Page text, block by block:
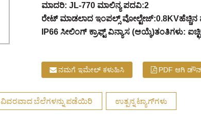
ಮಾದರಿ: JL-770 ಮಾಲಿನ್ಯ ಪದವಿ:2
ರೇಟ್ ಮಾಡಲಾದ ಇಂಪಲ್ಸ್ ವೋಲ್ಟೇಜ್:0.8KVಹೆಚ್ಚಿನ
IP66 ಸೀಲಿಂಗ್ ಕ್ರಾಫ್ಟ್ ವಿನ್ಯಾಸ (ಆಯ್ಕೆ)ತಂತಿಗಳು:
ನಮಗೆ ಇಮೇಲ್ ಕಳುಹಿಸಿ PDF ಆಗಿ
ವಿವರವಾದ ಬೆಲೆಗಳನ್ನು ಪಡೆಯಿರಿ ಉತ್ಪನ್ನ ಟ್ಯಾಗ್‌ಗಳು